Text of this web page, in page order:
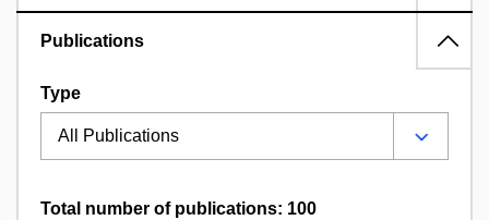
Publications
Type
Total number of publications: 100